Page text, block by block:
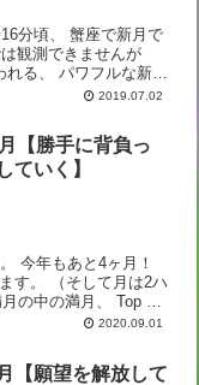
分頃、 蟹座で新月で
観測できませんが
れる、 パワフルな新月
2019.07.02
【勝手に背負っ
ていく】
今年もあと4ヶ月！
す。 （そして月は2ハ
の中の満月、 Top of
2020.09.01
【願望を解放して